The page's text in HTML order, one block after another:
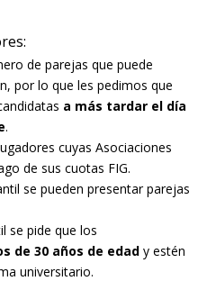
de parejas que puede
por lo que les pedimos que
a más tardar el día
.
cuyas Asociaciones
de sus cuotas FIG.
se pueden presentar parejas
se pide que los
de 30 años de edad y estén
universitario.